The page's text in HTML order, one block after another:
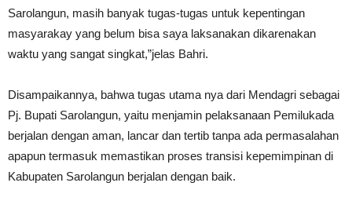
Sarolangun, masih banyak tugas-tugas untuk kepentingan
masyarakay yang belum bisa saya laksanakan dikarenakan
waktu yang sangat singkat,”jelas Bahri.
Disampaikannya, bahwa tugas utama nya dari Mendagri sebagai
Pj. Bupati Sarolangun, yaitu menjamin pelaksanaan Pemilukada
berjalan dengan aman, lancar dan tertib tanpa ada permasalahan
apapun termasuk memastikan proses transisi kepemimpinan di
Kabupaten Sarolangun berjalan dengan baik.